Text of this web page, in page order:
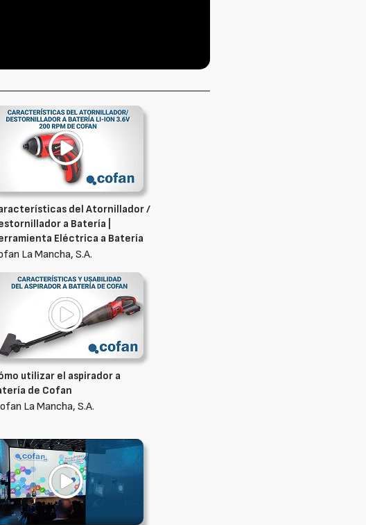
del Atornillador /
a Batería |
Eléctrica a Batería
La Mancha, S.A.
utilizar el aspirador a
de Cofan
La Mancha, S.A.